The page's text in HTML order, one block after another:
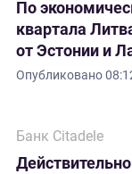
По
квартала
от Эстонии и
Опубликовано
Банк Citadele